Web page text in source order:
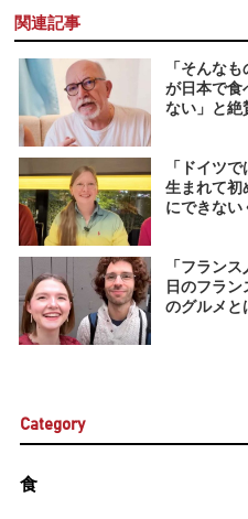
関連記事
「そんな
が日本で
ない」と絶
「ドイツ
生まれて
にできない
「フラン
日のフラ
のグルメと
Category
食